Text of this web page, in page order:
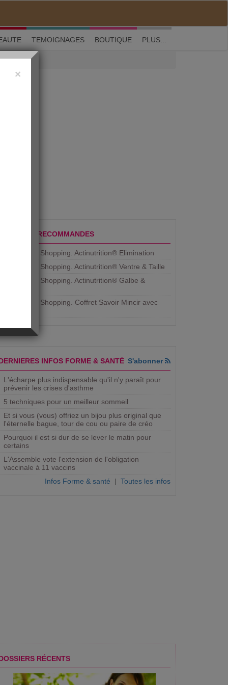
M'inscrire| Me connecter| ? Visite guidée
TEMOIGNAGES BOUTIQUE PLUS...
PRODUITS RECOMMANDES
Aujourdhui Shopping. Actinutrition® Elimination
Aujourdhui Shopping. Actinutrition® Ventre & Taille
Aujourdhui Shopping. Actinutrition® Galbe &
Aujourdhui Shopping. ​Coffret Savoir Mincir avec
INFOS FORME & SANTÉ S'abonner
L'écharpe plus indispensable qu'il n'y paraît pour
prévenir les crises d'asthme
5 techniques pour un meilleur sommeil
Et si vous (vous) offriez un bijou plus original que
l'éternelle bague, tour de cou ou paire de créo
Pourquoi il est si dur de se lever le matin pour
certains
L'Assemble vote l'extension de l'obligation
vaccinale à 11 vaccins
Infos Forme & santé | Toutes les infos
RÉCENTS
×